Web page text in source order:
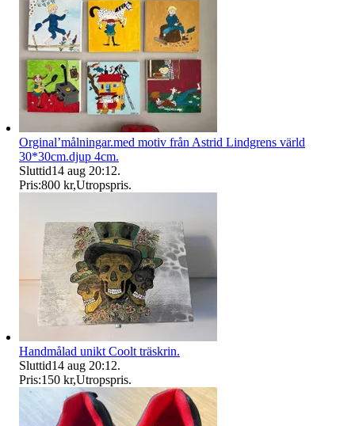
Orginal’målningar.med motiv från Astrid Lindgrens värld
30*30cm.djup 4cm.
Sluttid14 aug 20:12.
Pris:800 kr,Utropspris.
Handmålad unikt Coolt träskrin.
Sluttid14 aug 20:12.
Pris:150 kr,Utropspris.